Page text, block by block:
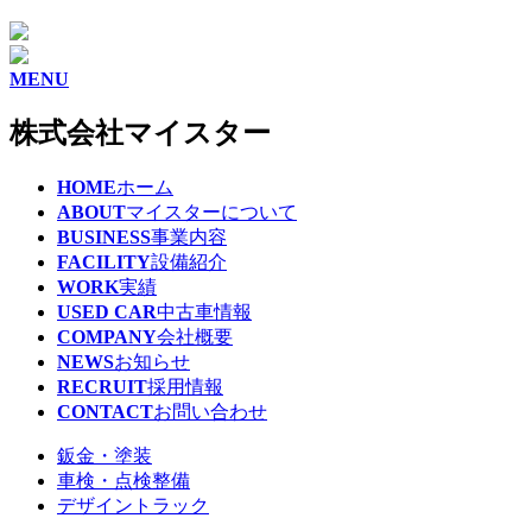
MENU
株式会社マイスター
HOMEホーム
ABOUTマイスターについて
BUSINESS事業内容
FACILITY設備紹介
WORK実績
USED CAR中古車情報
COMPANY会社概要
NEWSお知らせ
RECRUIT採用情報
CONTACTお問い合わせ
鈑金・塗装
車検・点検整備
デザイントラック